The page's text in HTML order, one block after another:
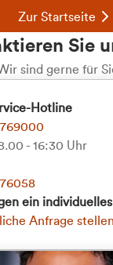
Zur Startseite
Sie
sind gerne für
Hotline
- 16:30 Uhr
ein
Anfrage stellen